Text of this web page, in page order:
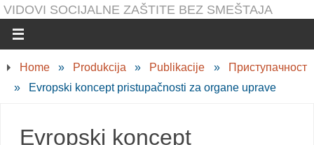
VIDOVI SOCIJALNE ZAŠTITE BEZ SMEŠTAJA
Home » Produkcija » Publikacije »
Приступачност
»
Evropski koncept pristupačnosti za organe uprave
Evropski koncept